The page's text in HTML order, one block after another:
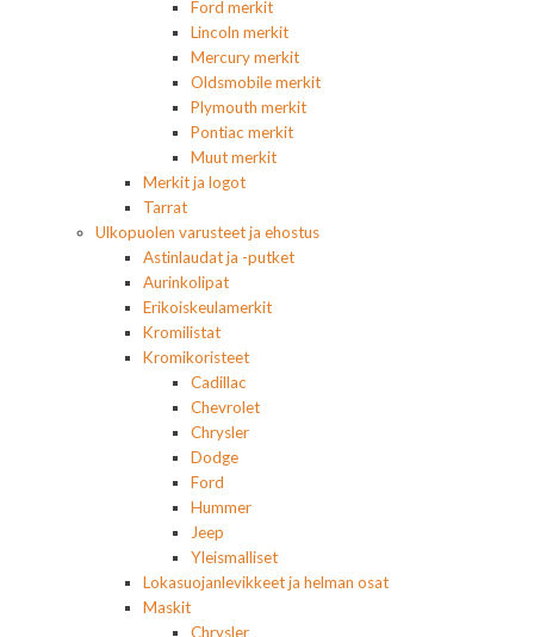
Ford merkit
Lincoln merkit
Mercury merkit
Oldsmobile merkit
Plymouth merkit
Pontiac merkit
Muut merkit
Merkit ja logot
Tarrat
Ulkopuolen varusteet ja ehostus
Astinlaudat ja -putket
Aurinkolipat
Erikoiskeulamerkit
Kromilistat
Kromikoristeet
Cadillac
Chevrolet
Chrysler
Dodge
Ford
Hummer
Jeep
Yleismalliset
Lokasuojanlevikkeet ja helman osat
Maskit
Chrysler